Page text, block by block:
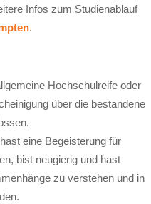
Infos zum Studienablauf
.
Hochschulreife oder
über die bestandene
eine Begeisterung für
bist neugierig und hast
zu verstehen und in